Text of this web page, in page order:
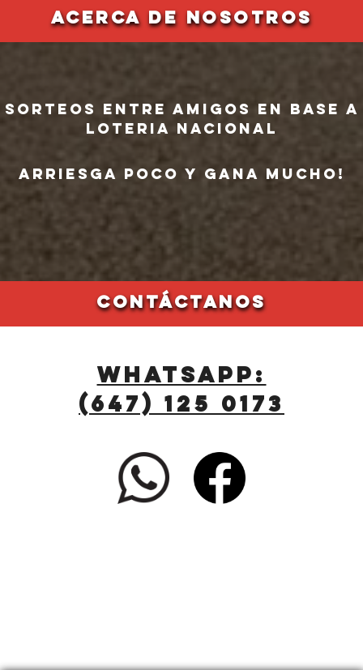
ACERCA DE NOSOTROS
Sorteos ENTRE AMIGOS en base a
LOTERIA NACIONAL
ARRIESGA POCO Y GANA MUCHO!
CONTÁCTANOS
WHATSAPP:
(647) 125 0173